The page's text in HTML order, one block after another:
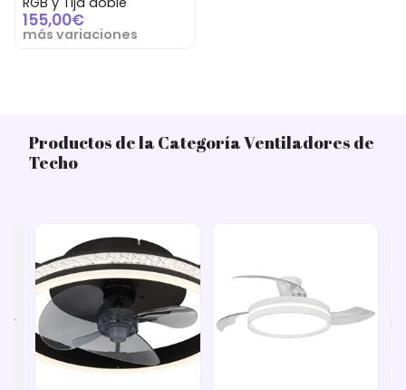
155,00€
más variaciones
Productos de la Categoría Ventiladores de
Techo